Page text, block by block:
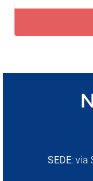
SEDE: via